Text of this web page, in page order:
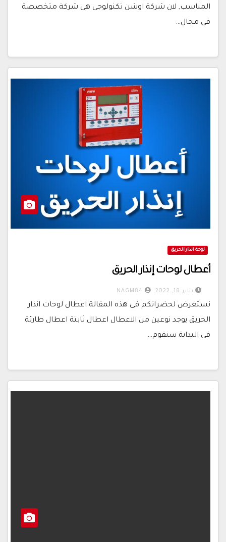
المناسب, لان شركة اوشن تكنولوجى هى شركة متخصصة
فى مجال…
لوحة انذار الحريق
أعطال لوحات إنذار الحريق
يناير 18, 2022
نستعرض لحضراتكم فى هذه المقالة اعطال لوحات انذار
الحريق يوجد نوعين من الاعطال اعطال ثابتة اعطال طارئة
فى البداية سنقوم…